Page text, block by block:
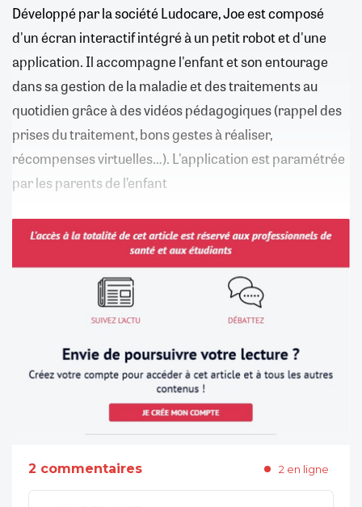
Développé par la société Ludocare, Joe est composé
d'un écran interactif intégré à un petit robot et d'une
application. Il accompagne l'enfant et son entourage
dans sa gestion de la maladie et des traitements au
quotidien grâce à des vidéos pédagogiques (rappel des
prises du traitement, bons gestes à réaliser,
récompenses virtuelles…). L'application est paramétrée
par les parents de l’enfant
2 commentaires 2 en ligne